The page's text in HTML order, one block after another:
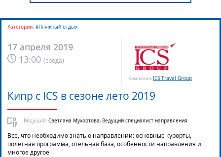
17 апреля 2019
13:00 (среда)
Компания: ICS Travel Group
Категории: #Пляжный отдых
Кипр с ICS в сезоне лето 2019
Ведущий: Светлана Мухортова, Ведущий специалист направления
Все, что необходимо знать о направлении: основные курорты,
полетная программа, отельная база, особенности направления и
многое другое